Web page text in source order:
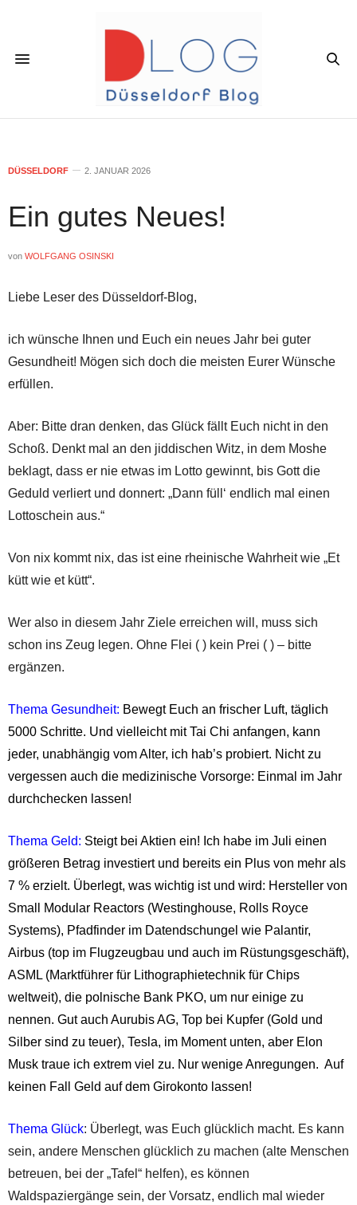
DÜSSELDORF 2. JANUAR 2026
Ein gutes Neues!
von WOLFGANG OSINSKI
Liebe Leser des Düsseldorf-Blog,
ich wünsche Ihnen und Euch ein neues Jahr bei guter
Gesundheit! Mögen sich doch die meisten Eurer Wünsche
erfüllen.
Aber: Bitte dran denken, das Glück fällt Euch nicht in den
Schoß. Denkt mal an den jiddischen Witz, in dem Moshe
beklagt, dass er nie etwas im Lotto gewinnt, bis Gott die
Geduld verliert und donnert: „Dann füll‘ endlich mal einen
Lottoschein aus.“
Von nix kommt nix, das ist eine rheinische Wahrheit wie „Et
kütt wie et kütt“.
Wer also in diesem Jahr Ziele erreichen will, muss sich
schon ins Zeug legen. Ohne Flei ( ) kein Prei ( ) – bitte
ergänzen.
Thema Gesundheit: Bewegt Euch an frischer Luft, täglich
5000 Schritte. Und vielleicht mit Tai Chi anfangen, kann
jeder, unabhängig vom Alter, ich hab’s probiert. Nicht zu
vergessen auch die medizinische Vorsorge: Einmal im Jahr
durchchecken lassen!
Thema Geld: Steigt bei Aktien ein! Ich habe im Juli einen
größeren Betrag investiert und bereits ein Plus von mehr als
7 % erzielt. Überlegt, was wichtig ist und wird: Hersteller von
Small Modular Reactors (Westinghouse, Rolls Royce
Systems), Pfadfinder im Datendschungel wie Palantir,
Airbus (top im Flugzeugbau und auch im Rüstungsgeschäft),
ASML (Marktführer für Lithographietechnik für Chips
weltweit), die polnische Bank PKO, um nur einige zu
nennen. Gut auch Aurubis AG, Top bei Kupfer (Gold und
Silber sind zu teuer), Tesla, im Moment unten, aber Elon
Musk traue ich extrem viel zu. Nur wenige Anregungen. Auf
keinen Fall Geld auf dem Girokonto lassen!
Thema Glück: Überlegt, was Euch glücklich macht. Es kann
sein, andere Menschen glücklich zu machen (alte Menschen
betreuen, bei der „Tafel“ helfen), es können
Waldspaziergänge sein, der Vorsatz, endlich mal wieder